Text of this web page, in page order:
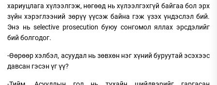
хариуцлага хүлээлгэж, нөгөөд нь хүлээлгэхгүй байгаа бол эрх
зүйн хэрэглээний зөрүү үүсэж байна гэж үзэх үндэслэл бий.
Энэ нь selective prosecution буюу сонгомол яллах эрсдэлийг
бий болгодог.
-Өөрөөр хэлбэл, асуудал нь зөвхөн нэг хүний буруутай эсэхээс
давсан гэсэн үг үү?